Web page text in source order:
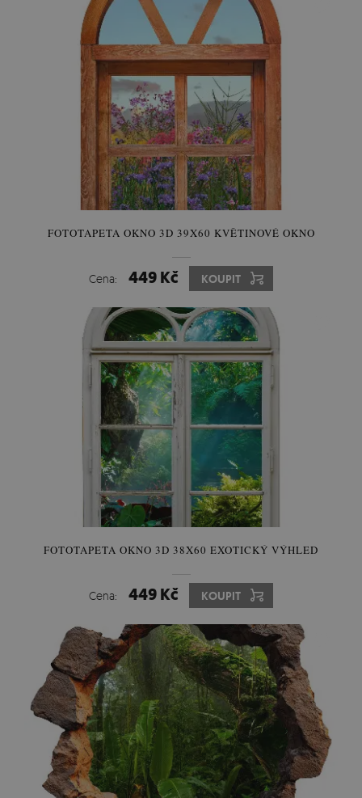
FOTOTAPETA OKNO 3D 39X60 KVĚTINOVÉ OKNO
Cena: 449 Kč KOUPIT
FOTOTAPETA OKNO 3D 38X60 EXOTICKÝ VÝHLED
Cena: 449 Kč KOUPIT